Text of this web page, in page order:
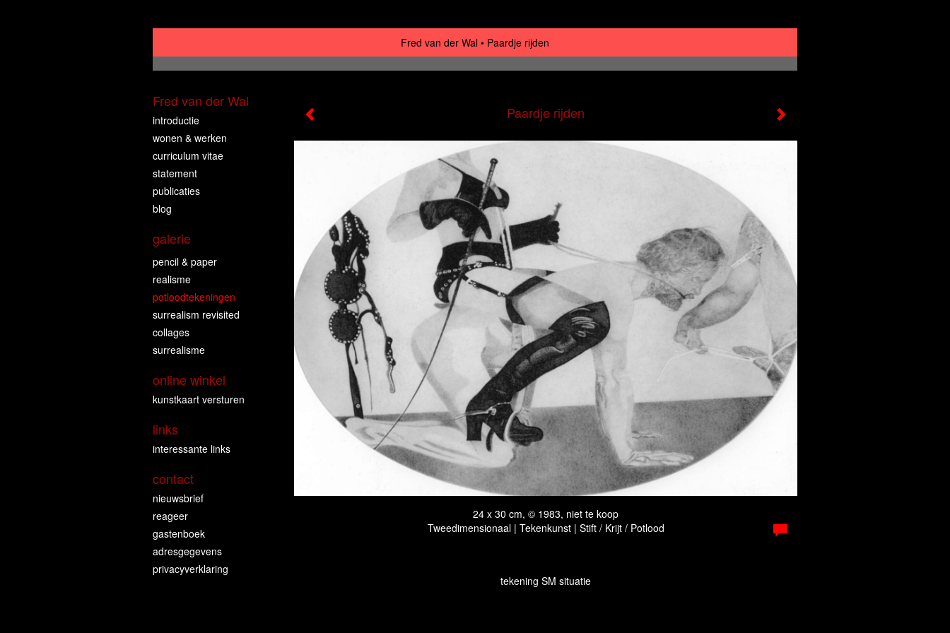
Fred van der Wal Paardje rijden
Paardje rijden
24 x 30 cm, © 1983, niet te koop
Tweedimensionaal | Tekenkunst | Stift / Krijt / Potlood
tekening SM situatie
Fred van der Wal
introductie
wonen & werken
curriculum vitae
statement
publicaties
blog
galerie
pencil & paper
realisme
potloodtekeningen
surrealism revisited
collages
surrealisme
online winkel
kunstkaart versturen
links
interessante links
contact
nieuwsbrief
reageer
gastenboek
adresgegevens
privacyverklaring